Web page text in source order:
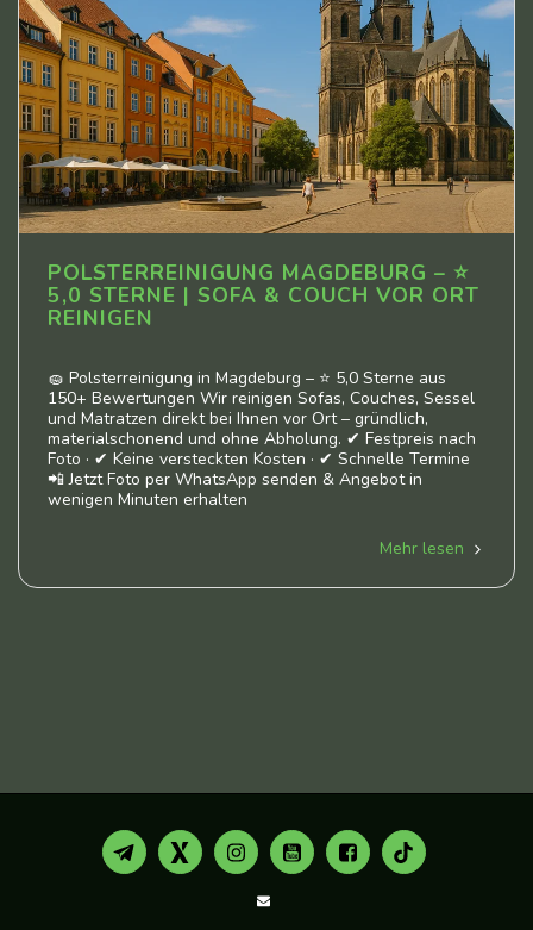
POLSTERREINIGUNG MAGDEBURG – ⭐
5,0 STERNE | SOFA & COUCH VOR ORT
REINIGEN
🧽 Polsterreinigung in Magdeburg – ⭐ 5,0 Sterne aus
150+ Bewertungen Wir reinigen Sofas, Couches, Sessel
und Matratzen direkt bei Ihnen vor Ort – gründlich,
materialschonend und ohne Abholung. ✔ Festpreis nach
Foto · ✔ Keine versteckten Kosten · ✔ Schnelle Termine
📲 Jetzt Foto per WhatsApp senden & Angebot in
wenigen Minuten erhalten
Mehr lesen